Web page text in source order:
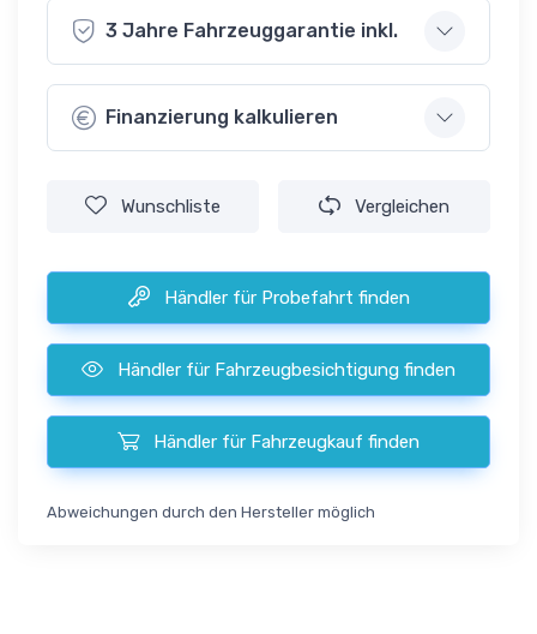
3 Jahre Fahrzeuggarantie inkl.
Finanzierung kalkulieren
Wunschliste Vergleichen
Händler für Probefahrt finden
Händler für Fahrzeugbesichtigung finden
Händler für Fahrzeugkauf finden
Abweichungen durch den Hersteller möglich